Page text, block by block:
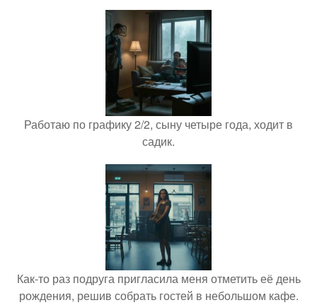
Работаю по графику 2/2, сыну четыре года, ходит в
садик.
Как-то раз подруга пригласила меня отметить её день
рождения, решив собрать гостей в небольшом кафе.